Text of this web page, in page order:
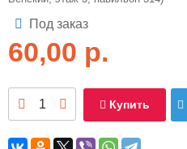
Под заказ
60,00 р.
Купить